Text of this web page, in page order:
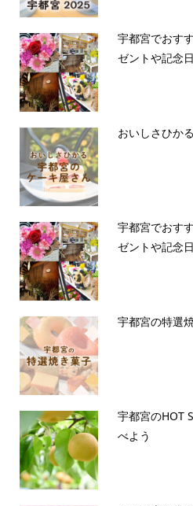
宇都宮でおす
ゼントや記念
おいしさひか
宇都宮でおす
ゼントや記念
宇都宮の特選
宇都宮のHOT
べよう